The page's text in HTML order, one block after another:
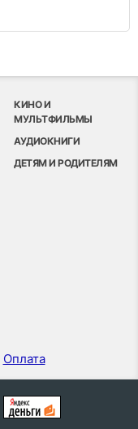
КИНО И
МУЛЬТФИЛЬМЫ
АУДИОКНИГИ
ДЕТЯМ И РОДИТЕЛЯМ
Оплата